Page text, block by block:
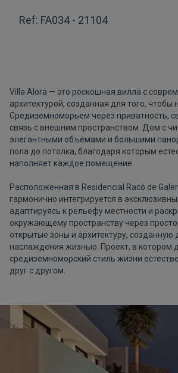
Ref: FA034 - 21104
Villa Alora — это роскошная вилла с
архитектурой, созданная для того, чтобы
Средиземноморьем через приватность,
связь с внешним пространством. Дом с
элегантными объёмами и большими
пола до потолка, благодаря которым
наполняет каждое помещение.
Расположенная в Residencial Racó de
гармонично интегрируется в
адаптируясь к рельефу местности и
окружающему пространству через
открытые зоны и архитектуру, созданную
наслаждения жизнью. Проект, в котором
средиземноморский стиль жизни
друг с другом.